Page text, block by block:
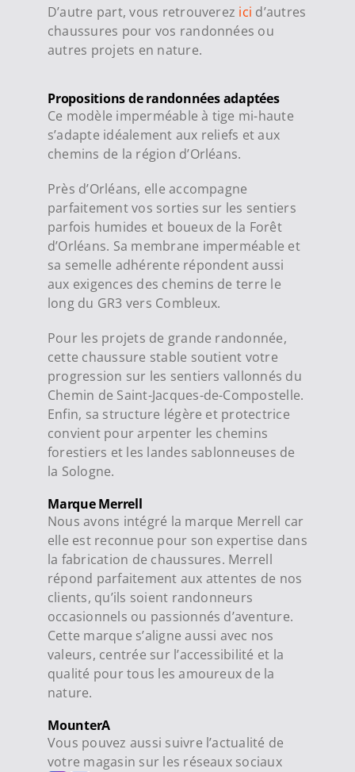
D’autre part, vous retrouverez ici d’autres
chaussures pour vos randonnées ou
autres projets en nature.
Propositions de randonnées adaptées
Ce modèle imperméable à tige mi-haute
s’adapte idéalement aux reliefs et aux
chemins de la région d’Orléans.
Près d’Orléans, elle accompagne
parfaitement vos sorties sur les sentiers
parfois humides et boueux de la Forêt
d’Orléans. Sa membrane imperméable et
sa semelle adhérente répondent aussi
aux exigences des chemins de terre le
long du GR3 vers Combleux.
Pour les projets de grande randonnée,
cette chaussure stable soutient votre
progression sur les sentiers vallonnés du
Chemin de Saint-Jacques-de-Compostelle.
Enfin, sa structure légère et protectrice
convient pour arpenter les chemins
forestiers et les landes sablonneuses de
la Sologne.
Marque Merrell
Nous avons intégré la marque Merrell car
elle est reconnue pour son expertise dans
la fabrication de chaussures. Merrell
répond parfaitement aux attentes de nos
clients, qu’ils soient randonneurs
occasionnels ou passionnés d’aventure.
Cette marque s’aligne aussi avec nos
valeurs, centrée sur l’accessibilité et la
qualité pour tous les amoureux de la
nature.
MounterA
Vous pouvez aussi suivre l’actualité de
votre magasin sur les réseaux sociaux